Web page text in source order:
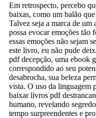
Em retrospecto, percebo
baixas, como um balão
Talvez seja a marca de um
possa evocar emoções tão
essas emoções não sejam
este livro, eu não pude
pdf decepção, uma ebook
correspondido ao seu
desabrocha, sua beleza
vista. O uso da linguagem
baixar livros pdf
humano, revelando
tempo surpreendentes e